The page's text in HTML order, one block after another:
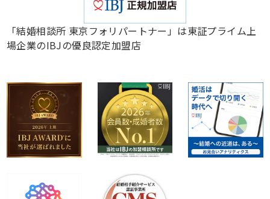
「結婚相談所 東京フォリパートナー」は東証プライム上
場企業のIBJの優良認定加盟店